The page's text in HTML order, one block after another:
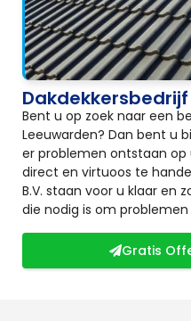
Bent u op zoek naar een
Leeuwarden? Dan bent u
er problemen ontstaan op
direct en virtuoos te
B.V. staan voor u klaar en
die nodig is om
Gratis